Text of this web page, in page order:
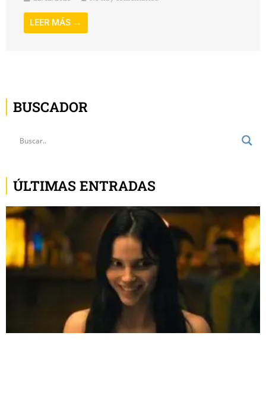
LEER MÁS →
BUSCADOR
ÚLTIMAS ENTRADAS